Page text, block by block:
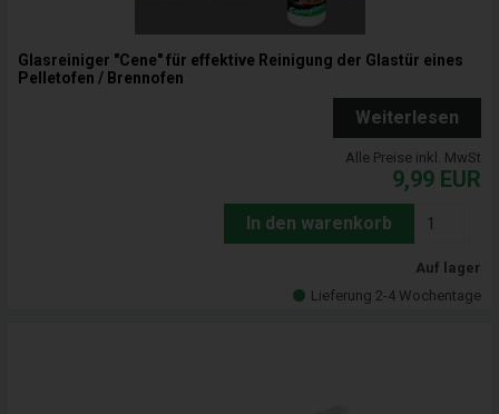
Glasreiniger "Cene" für effektive Reinigung der Glastür eines
Pelletofen / Brennofen
Weiterlesen
Alle Preise inkl. MwSt
9,99 EUR
In den warenkorb
Auf lager
Lieferung 2-4 Wochentage